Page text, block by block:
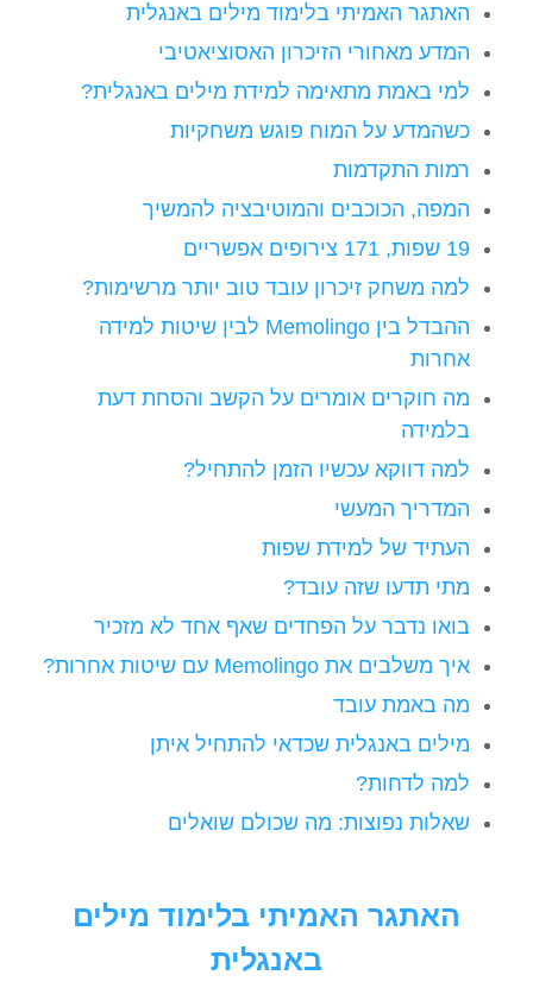
האתגר האמיתי בלימוד מילים באנגלית
המדע מאחורי הזיכרון האסוציאטיבי
למי באמת מתאימה למידת מילים באנגלית?
כשהמדע על המוח פוגש משחקיות
רמות התקדמות
המפה, הכוכבים והמוטיבציה להמשיך
19 שפות, 171 צירופים אפשריים
למה משחק זיכרון עובד טוב יותר מרשימות?
ההבדל בין Memolingo לבין שיטות למידה
אחרות
מה חוקרים אומרים על הקשב והסחת דעת
בלמידה
למה דווקא עכשיו הזמן להתחיל?
המדריך המעשי
העתיד של למידת שפות
מתי תדעו שזה עובד?
בואו נדבר על הפחדים שאף אחד לא מזכיר
איך משלבים את Memolingo עם שיטות אחרות?
מה באמת עובד
מילים באנגלית שכדאי להתחיל איתן
למה לדחות?
שאלות נפוצות: מה שכולם שואלים
האתגר האמיתי בלימוד מילים
באנגלית